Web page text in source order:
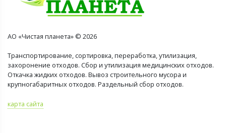
АО «Чистая планета» © 2026
Транспортирование, сортировка, переработка, утилизация,
захоронение отходов. Сбор и утилизация медицинских отходов.
Откачка жидких отходов. Вывоз строительного мусора и
крупногабаритных отходов. Раздельный сбор отходов.
карта сайта